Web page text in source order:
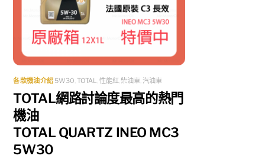
各款機油介紹 5W30, TOTAL,性能紅,柴油車, 汽油車
TOTAL網路討論度最高的熱門
機油
TOTAL QUARTZ INEO MC3
5W30